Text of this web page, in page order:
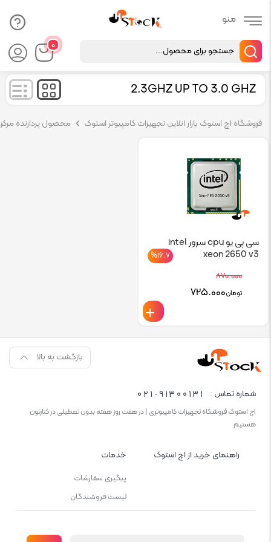
۰
Products
search
2.3GHZ UP TO 3.0 GHZ
فروشگاه اچ استوک بازار انلاین تجهیزات کامپیوتر استوک محصول پردازنده
سی پی یو cpu سرور intel
xeon 2650 v3
۸۷۰.۰۰۰
Original
price
تومان۷۲۵.۰۰۰Current
%۱۶.۷
بازگشت به بالا
شماره تماس : 021-91300131
اچ استوک فروشگاه تجهیزات کامپیوتری | در هفت روز هفته بدون تعطیلی در کنارتون
هستیم
راهنمای خرید از اچ استوک خدمات
پیگیری سفارشات
لیست فروشندگان